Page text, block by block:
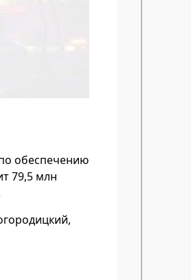
обеспечению
79,5 млн